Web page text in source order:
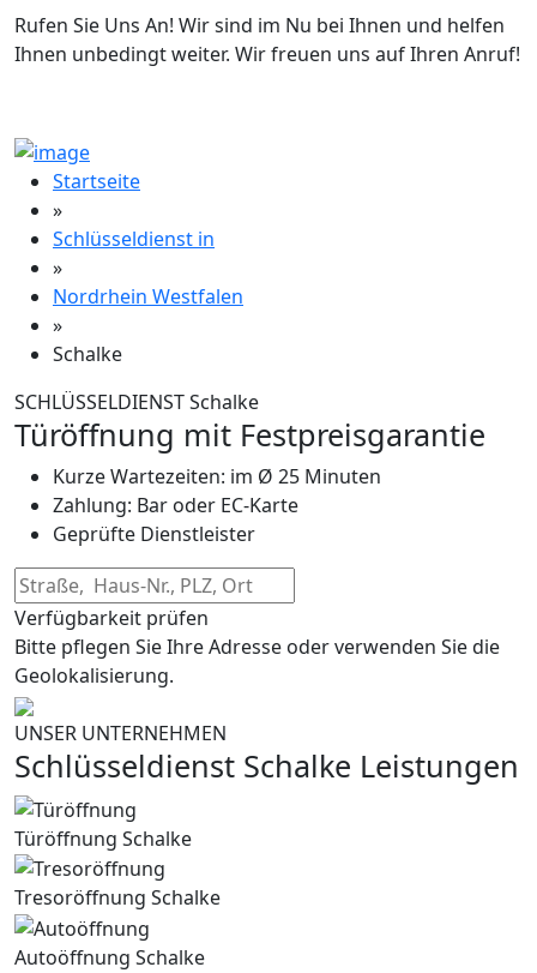
Rufen Sie Uns An! Wir sind im Nu bei Ihnen und helfen
Ihnen unbedingt weiter. Wir freuen uns auf Ihren Anruf!
Startseite
»
Schlüsseldienst in
»
Nordrhein Westfalen
»
Schalke
SCHLÜSSELDIENST Schalke
Türöffnung mit Festpreisgarantie
Kurze Wartezeiten: im Ø 25 Minuten
Zahlung: Bar oder EC-Karte
Geprüfte Dienstleister
Verfügbarkeit prüfen
Bitte pflegen Sie Ihre Adresse oder verwenden Sie die
Geolokalisierung.
UNSER UNTERNEHMEN
Schlüsseldienst Schalke Leistungen
Türöffnung Schalke
Tresoröffnung Schalke
Autoöffnung Schalke